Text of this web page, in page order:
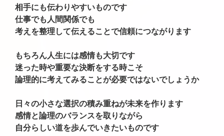
相手にも伝わりやすいものです
仕事でも人間関係でも
考えを整理して伝えることで信頼につながります
もちろん人生には感情も大切です
迷った時や重要な決断をする時こそ
論理的に考えてみることが必要ではないでしょうか
日々の小さな選択の積み重ねが未来を作ります
感情と論理のバランスを取りながら
自分らしい道を歩んでいきたいものです